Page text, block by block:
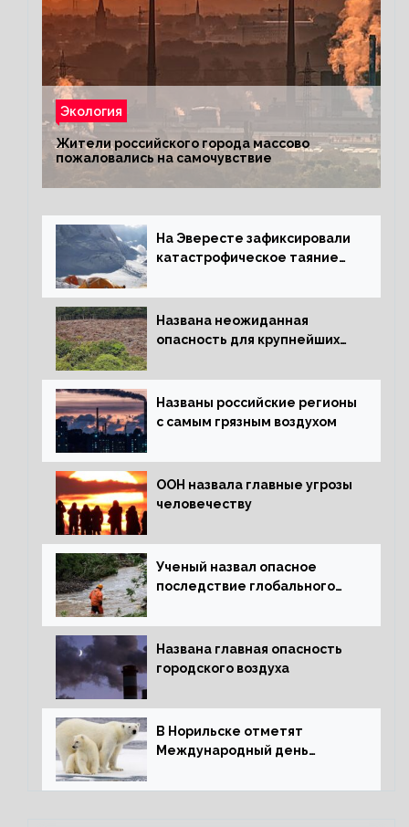
Экология
Жители российского города массово
пожаловались на самочувствие
На Эвересте зафиксировали
катастрофическое таяние
Названа неожиданная
опасность для крупнейших
Названы российские регионы
с самым грязным воздухом
ООН назвала главные угрозы
человечеству
Ученый назвал опасное
последствие глобального
Названа главная опасность
городского воздуха
В Норильске отметят
Международный день